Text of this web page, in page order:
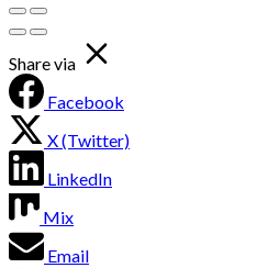
Share via
Facebook
X (Twitter)
LinkedIn
Mix
Email